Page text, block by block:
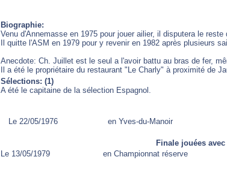
Biographie:
Venu d'Annemasse en 1975 pour jouer ailier, il disputera le
Il quitte l'ASM en 1979 pour y revenir en 1982 après plusieurs
Anecdote: Ch. Juillet est le seul a l'avoir battu au bras de fer,
Il a été le propriétaire du restaurant "Le Charly" à proximité de
Sélections: (1)
A été le capitaine de la sélection Espagnol.
Le 22/05/1976
en Yves-du-Manoir
Finale jouées
Le 13/05/1979
en Championnat réserve